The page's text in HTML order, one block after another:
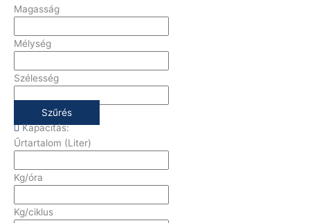
Magasság
Mélység
Szélesség
Szűrés
Kapacitás:
Űrtartalom (Liter)
Kg/óra
Kg/ciklus